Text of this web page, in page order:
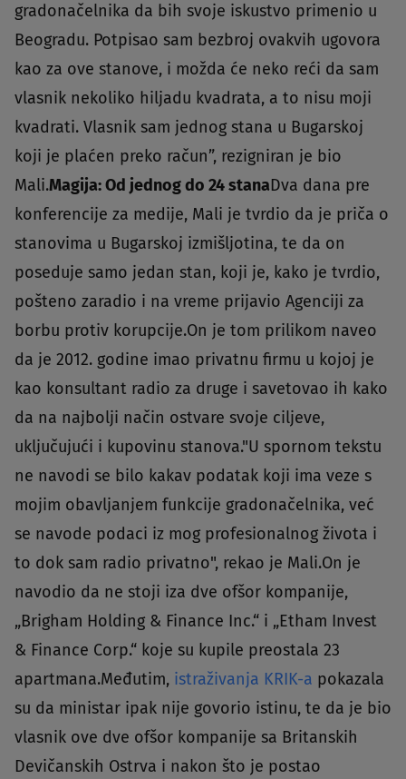
gradonačelnika da bih svoje iskustvo primenio u
Beogradu. Potpisao sam bezbroj ovakvih ugovora
kao za ove stanove, i možda će neko reći da sam
vlasnik nekoliko hiljadu kvadrata, a to nisu moji
kvadrati. Vlasnik sam jednog stana u Bugarskoj
koji je plaćen preko račun”, rezigniran je bio
Mali.Magija: Od jednog do 24 stanaDva dana pre
konferencije za medije, Mali je tvrdio da je priča o
stanovima u Bugarskoj izmišljotina, te da on
poseduje samo jedan stan, koji je, kako je tvrdio,
pošteno zaradio i na vreme prijavio Agenciji za
borbu protiv korupcije.On je tom prilikom naveo
da je 2012. godine imao privatnu firmu u kojoj je
kao konsultant radio za druge i savetovao ih kako
da na najbolji način ostvare svoje ciljeve,
uključujući i kupovinu stanova."U spornom tekstu
ne navodi se bilo kakav podatak koji ima veze s
mojim obavljanjem funkcije gradonačelnika, već
se navode podaci iz mog profesionalnog života i
to dok sam radio privatno", rekao je Mali.On je
navodio da ne stoji iza dve ofšor kompanije,
„Brigham Holding & Finance Inc.“ i „Etham Invest
& Finance Corp.“ koje su kupile preostala 23
apartmana.Međutim, istraživanja KRIK-a pokazala
su da ministar ipak nije govorio istinu, te da je bio
vlasnik ove dve ofšor kompanije sa Britanskih
Devičanskih Ostrva i nakon što je postao